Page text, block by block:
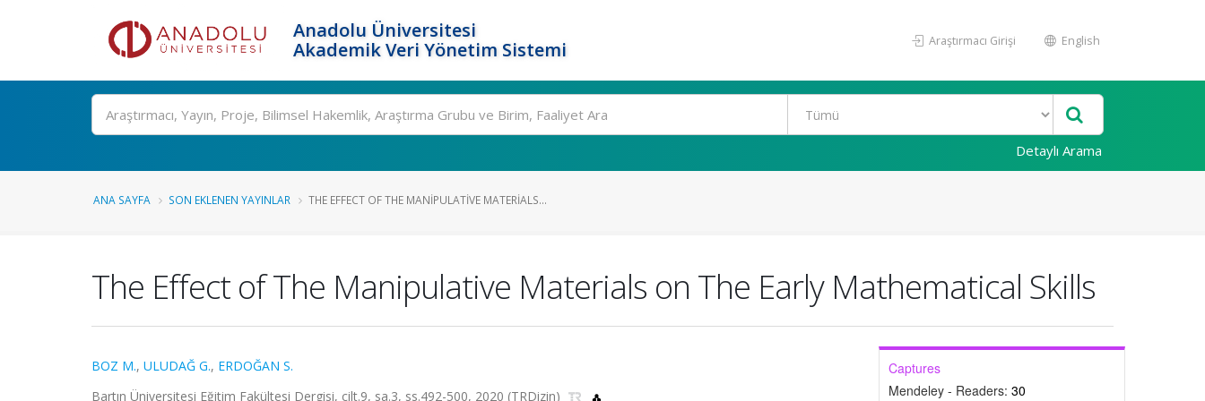
Anadolu Üniversitesi
Akademik Veri Yönetim Sistemi
Araştırmacı Girişi English
Ara
Detaylı Arama
ANA SAYFA SON EKLENEN YAYINLAR THE EFFECT OF THE MANIPULATIVE MATERIALS...
The Effect of The Manipulative Materials on The Early Mathematical Skills
BOZ M., ULUDAĞ G., ERDOĞAN S.
Bartın Üniversitesi Eğitim Fakültesi Dergisi, cilt.9, sa.3, ss.492-500, 2020 (TRDizin)
Captures
Mendeley - Readers: 30